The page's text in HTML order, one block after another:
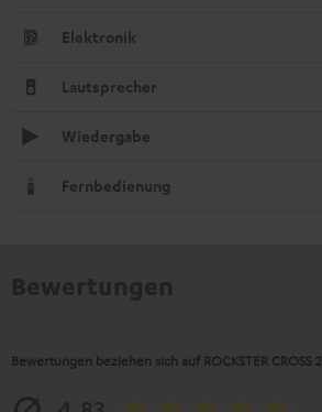
Elektronik
Lautsprecher
Wiedergabe
Fernbedienung
Bewertungen beziehen sich auf ROCKSTER CROSS 2